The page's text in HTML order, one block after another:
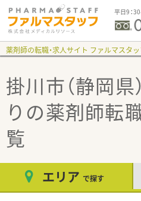
平日9：
薬剤師の転職・求人サイト ファルマスタ
掛川市（静岡県
り の薬剤師転
覧
エリア で探す